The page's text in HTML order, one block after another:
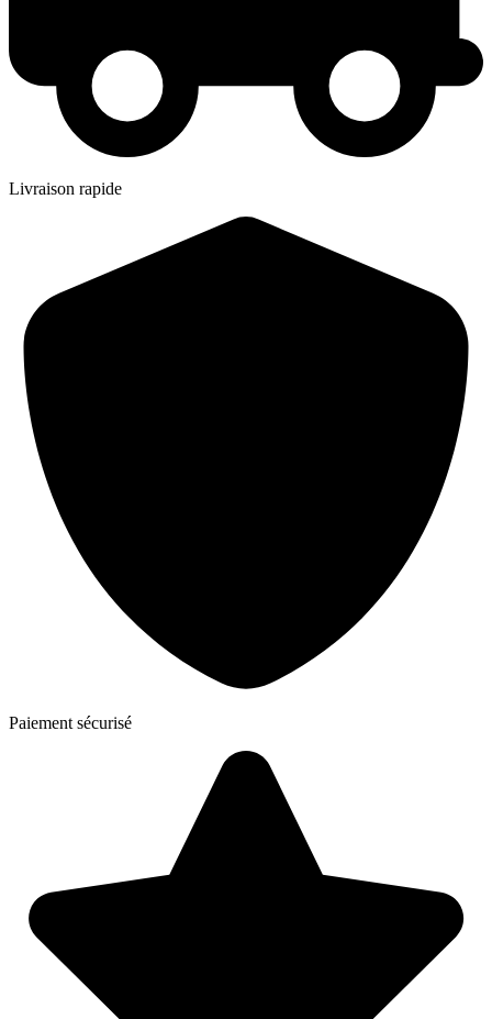
Livraison rapide
Paiement sécurisé